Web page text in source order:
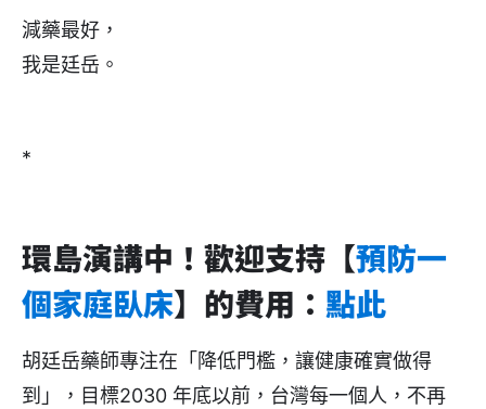
減藥最好，
我是廷岳。
*
環島演講中！歡迎支持【預防一
個家庭臥床】的費用： 點此
胡廷岳藥師專注在「降低門檻，讓健康確實做得
到」，目標2030 年底以前，台灣每一個人，不再